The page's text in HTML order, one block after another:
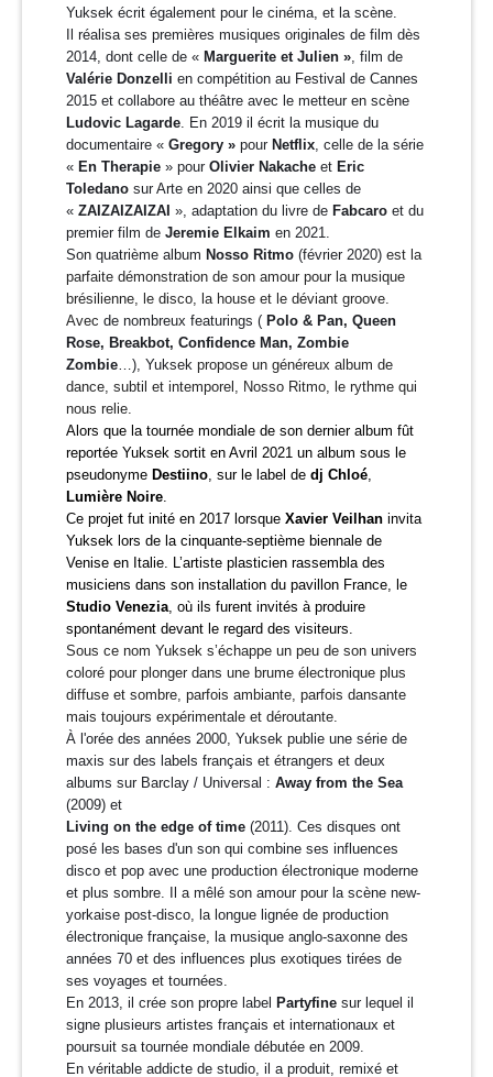
Yuksek écrit également pour le cinéma, et la scène.
Il réalisa ses premières musiques originales de film dès
2014, dont celle de « Marguerite et Julien », film de
Valérie Donzelli en compétition au Festival de Cannes
2015 et collabore au théâtre avec le metteur en scène
Ludovic Lagarde. En 2019 il écrit la musique du
documentaire « Gregory » pour Netflix, celle de la série
« En Therapie » pour Olivier Nakache et Eric
Toledano sur Arte en 2020 ainsi que celles de
« ZAIZAIZAIZAI », adaptation du livre de Fabcaro et du
premier film de Jeremie Elkaim en 2021.
Son quatrième album Nosso Ritmo (février 2020) est la
parfaite démonstration de son amour pour la musique
brésilienne, le disco, la house et le déviant groove.
Avec de nombreux featurings ( Polo & Pan, Queen
Rose, Breakbot, Confidence Man, Zombie
Zombie…), Yuksek propose un généreux album de
dance, subtil et intemporel, Nosso Ritmo, le rythme qui
nous relie.
Alors que la tournée mondiale de son dernier album fût
reportée Yuksek sortit en Avril 2021 un album sous le
pseudonyme Destiino, sur le label de dj Chloé,
Lumière Noire.
Ce projet fut inité en 2017 lorsque Xavier Veilhan invita
Yuksek lors de la cinquante-septième biennale de
Venise en Italie. L’artiste plasticien rassembla des
musiciens dans son installation du pavillon France, le
Studio Venezia, où ils furent invités à produire
spontanément devant le regard des visiteurs.
Sous ce nom Yuksek s’échappe un peu de son univers
coloré pour plonger dans une brume électronique plus
diffuse et sombre, parfois ambiante, parfois dansante
mais toujours expérimentale et déroutante.
À l'orée des années 2000, Yuksek publie une série de
maxis sur des labels français et étrangers et deux
albums sur Barclay / Universal : Away from the Sea
(2009) et
Living on the edge of time (2011). Ces disques ont
posé les bases d'un son qui combine ses influences
disco et pop avec une production électronique moderne
et plus sombre. Il a mêlé son amour pour la scène new-
yorkaise post-disco, la longue lignée de production
électronique française, la musique anglo-saxonne des
années 70 et des influences plus exotiques tirées de
ses voyages et tournées.
En 2013, il crée son propre label Partyfine sur lequel il
signe plusieurs artistes français et internationaux et
poursuit sa tournée mondiale débutée en 2009.
En véritable addicte de studio, il a produit, remixé et